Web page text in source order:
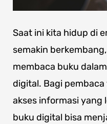
Saat ini kita hidup di
semakin
membaca buku
digital. Bagi
akses informasi yang
buku digital bisa